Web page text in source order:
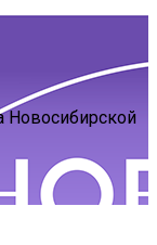
Новосибирской